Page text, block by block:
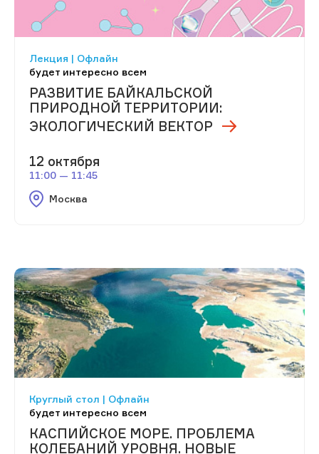
Лекция | Офлайн
будет интересно всем
РАЗВИТИЕ БАЙКАЛЬСКОЙ
ПРИРОДНОЙ ТЕРРИТОРИИ:
ЭКОЛОГИЧЕСКИЙ ВЕКТОР
12 октября
11:00 — 11:45
Москва
Круглый стол | Офлайн
будет интересно всем
КАСПИЙСКОЕ МОРЕ. ПРОБЛЕМА
КОЛЕБАНИЙ УРОВНЯ. НОВЫЕ